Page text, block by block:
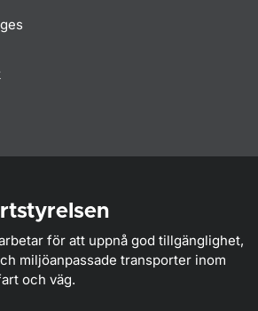
för att uppnå god tillgänglighet,
miljöanpassade transporter inom
och väg.